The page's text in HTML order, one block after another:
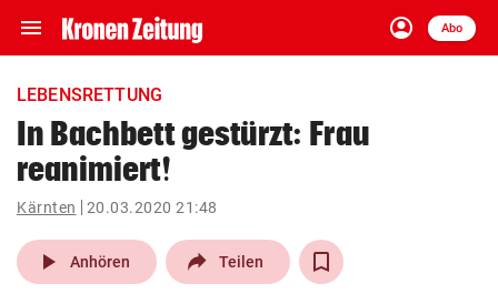
menu Navigation
ein-/ausklappen
account_circle
Anmelden
Abo
close Schließen
account_circle Anmelden
pin_drop
Wien arrow_right
LEBENSRETTUNG
In Bachbett gestürzt: Frau
reanimiert!
Kärnten 20.03.2020 21:48
play_arrow Anhören Teilen